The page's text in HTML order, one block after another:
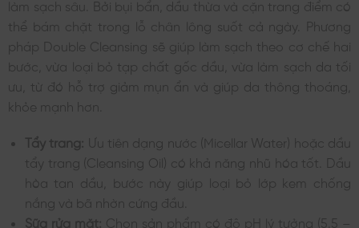
làm sạch sâu. Bởi bụi bẩn, dầu thừa và cặn trang điểm có
thể bám chặt trong lỗ chân lông suốt cả ngày. Phương
pháp Double Cleansing sẽ giúp làm sạch theo cơ chế hai
bước, vừa loại bỏ tạp chất gốc dầu, vừa làm sạch da tối
ưu, từ đó hỗ trợ giảm mụn ẩn và giúp da thông thoáng,
khỏe mạnh hơn.
Tẩy trang:
Ưu tiên dạng nước (Micellar Water) hoặc dầu
tẩy trang (Cleansing Oil) có khả năng nhũ hóa tốt. Dầu
hòa tan dầu, bước này giúp loại bỏ lớp kem chống
nắng và bã nhờn cứng đầu.
Sữa rửa mặt: Chọn sản phẩm có độ pH lý tưởng (5.5 –